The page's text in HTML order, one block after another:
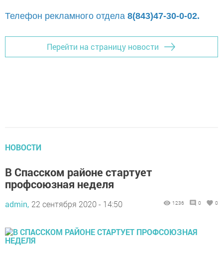
Телефон рекламного отдела 8(843)47-30-0-02.
Перейти на страницу новости
НОВОСТИ
В Спасском районе стартует
профсоюзная неделя
admin, 22 сентября 2020 - 14:50 1236 0 0